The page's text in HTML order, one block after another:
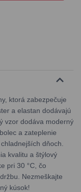
ktorá zabezpečuje
a elastan dodávajú
vzor dodáva moderný
a zateplenie
dňoch.
kvalitu a štýlový
pri 30 °C, čo
Nezmeškajte
kúsok!